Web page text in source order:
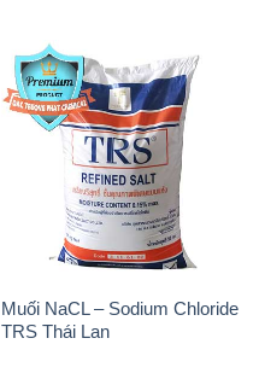
Muối NaCL – Sodium Chloride
TRS Thái Lan